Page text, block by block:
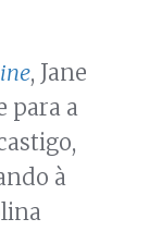
, Jane
para a
à